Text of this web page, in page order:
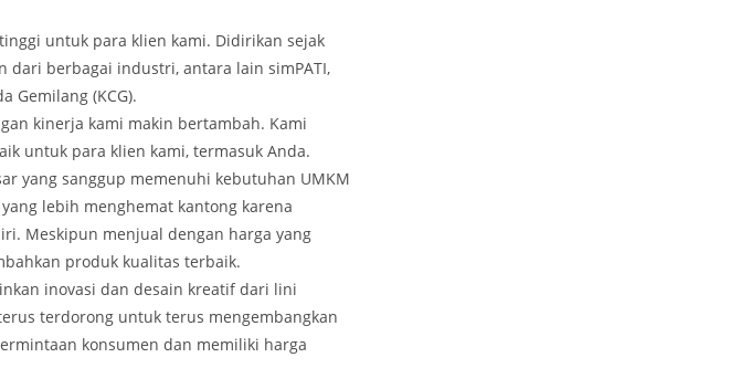
untuk para klien kami. Didirikan sejak
dari berbagai industri, antara lain simPATI,
Gemilang (KCG).
kinerja kami makin bertambah. Kami
untuk para klien kami, termasuk Anda.
yang sanggup memenuhi kebutuhan UMKM
lebih menghemat kantong karena
Meskipun menjual dengan harga yang
produk kualitas terbaik.
inovasi dan desain kreatif dari lini
terdorong untuk terus mengembangkan
konsumen dan memiliki harga